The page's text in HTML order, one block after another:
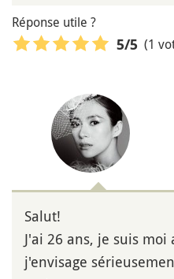
Réponse utile ?
5/5 (1
Salut!
J'ai 26 ans, je suis moi
j'envisage